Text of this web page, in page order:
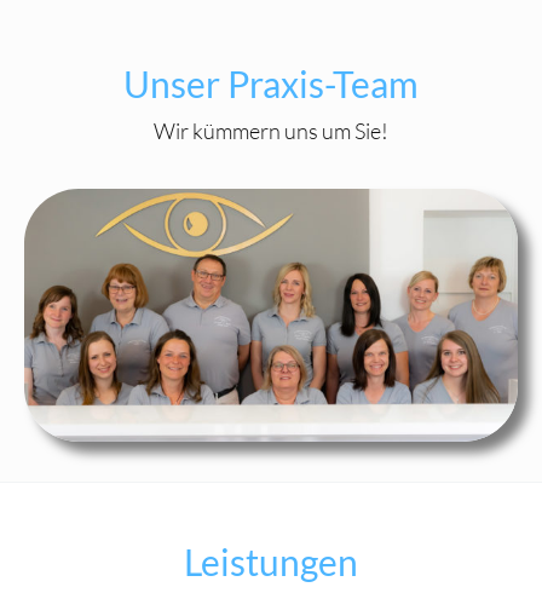
Unser Praxis-Team
Wir kümmern uns um Sie!
Leistungen